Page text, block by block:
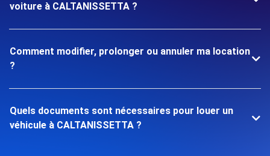
voiture à CALTANISSETTA ?
Comment modifier, prolonger ou annuler ma location
?
Quels documents sont nécessaires pour louer un
véhicule à CALTANISSETTA ?